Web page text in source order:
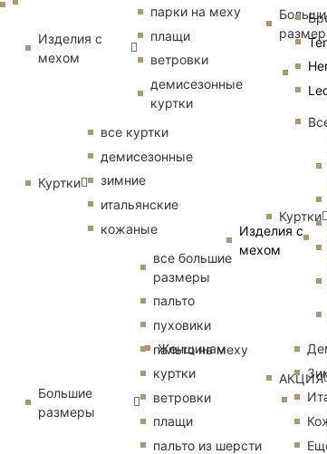
Женщинам
Изделия с
мехом
Изделия с
мехом
парки на меху
плащи
ветровки
демисезонные
куртки
Куртки
все куртки
демисезонные
зимние
итальянские
кожаные
Большие
размеры
все большие
размеры
пальто
пуховики
пальто на меху
куртки
ветровки
плащи
пальто из шерсти
Куртки
АКЦИЯ